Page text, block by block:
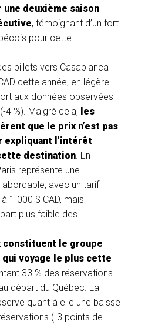
deuxième saison
, témoignant d’un fort
pour cette
billets vers Casablanca
cette année, en légère
aux données observées
4 %). Malgré cela, les
que le prix n’est pas
expliquant l’intérêt
destination . En
représente une
avec un tarif
1 000 $ CAD, mais
plus faible des
constituent le groupe
voyage le plus cette
33 % des réservations
départ du Québec. La
quant à elle une baisse
(-3 points de